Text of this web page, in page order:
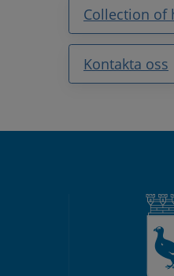
Collection of
Kontakta oss